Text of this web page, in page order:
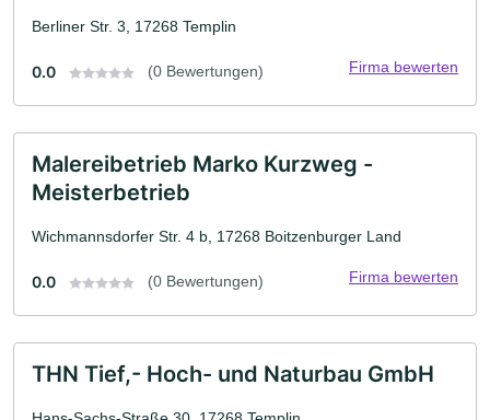
Berliner Str. 3, 17268 Templin
0.0 (0 Bewertungen) Firma bewerten
Malereibetrieb Marko Kurzweg -
Meisterbetrieb
Wichmannsdorfer Str. 4 b, 17268 Boitzenburger Land
0.0 (0 Bewertungen) Firma bewerten
THN Tief,- Hoch- und Naturbau GmbH